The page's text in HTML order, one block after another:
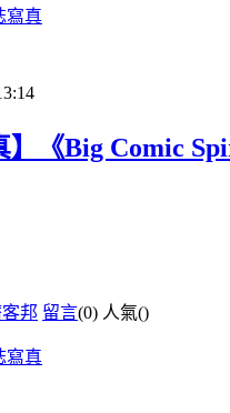
寫真
】《Big Comic
邦 留言(0) 人氣()
寫真